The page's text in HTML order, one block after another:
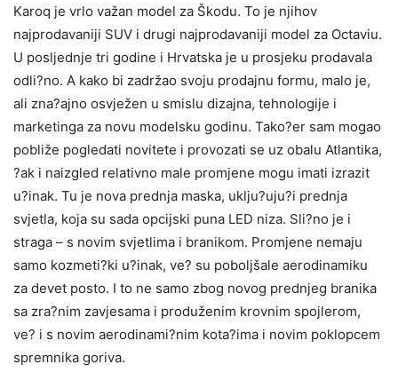
Karoq je vrlo važan model za Škodu. To je njihov
najprodavaniji SUV i drugi najprodavaniji model za Octaviu.
U posljednje tri godine i Hrvatska je u prosjeku prodavala
odli?no. A kako bi zadržao svoju prodajnu formu, malo je,
ali zna?ajno osvježen u smislu dizajna, tehnologije i
marketinga za novu modelsku godinu. Tako?er sam mogao
pobliže pogledati novitete i provozati se uz obalu Atlantika,
?ak i naizgled relativno male promjene mogu imati izrazit
u?inak. Tu je nova prednja maska, uklju?uju?i prednja
svjetla, koja su sada opcijski puna LED niza. Sli?no je i
straga – s novim svjetlima i branikom. Promjene nemaju
samo kozmeti?ki u?inak, ve? su poboljšale aerodinamiku
za devet posto. I to ne samo zbog novog prednjeg branika
sa zra?nim zavjesama i produženim krovnim spojlerom,
ve? i s novim aerodinami?nim kota?ima i novim poklopcem
spremnika goriva.